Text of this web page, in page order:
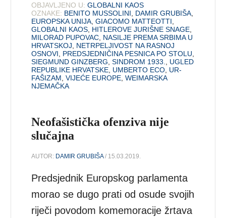
OBJAVLJENO U: GLOBALNI KAOS
OZNAKE: BENITO MUSSOLINI DAMIR GRUBIŠA
EUROPSKA UNIJA ,GIACOMO MATTEOTTI
GLOBALNI KAOS HITLEROVE JURIŠNE SNAGE
MILORAD PUPOVAC NASILJE PREMA SRBIMA U
HRVATSKOJ
NETRPELJIVOST NA RASNOJ
OSNOVI
PREDSJEDNIČINA PESNICA PO STOLU
SIEGMUND GINZBERG ,SINDROM 1933.
UGLED
REPUBLIKE HRVATSKE UMBERTO ECO UR-
FAŠIZAM ,VIJEĆE EUROPE ,WEIMARSKA
NJEMAČKA
Neofašistička ofenziva nije
slučajna
AUTOR: DAMIR GRUBIŠA/ 15.03.2019.
Predsjednik Europskog parlamenta
morao se dugo prati od osude svojih
riječi povodom komemoracije žrtava